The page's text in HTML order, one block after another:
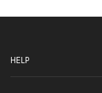
HELP